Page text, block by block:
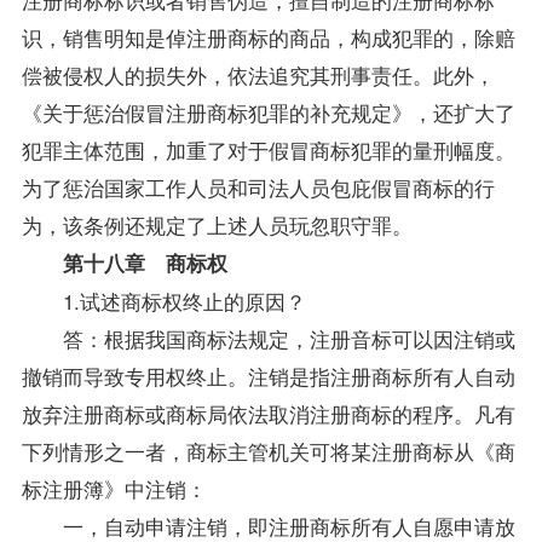
识，销售明知是倬注册商标的商品，构成犯罪的，除赔
偿被侵权人的损失外，依法追究其刑事责任。此外，
《关于惩治假冒注册商标犯罪的补充规定》，还扩大了
犯罪主体范围，加重了对于假冒商标犯罪的量刑幅度。
为了惩治国家工作人员和司法人员包庇假冒商标的行
为，该条例还规定了上述人员玩忽职守罪。
第十八章 商标权
1.试述商标权终止的原因？
答：根据我国商标法规定，注册音标可以因注销或
撤销而导致专用权终止。注销是指注册商标所有人自动
放弃注册商标或商标局依法取消注册商标的程序。凡有
下列情形之一者，商标主管机关可将某注册商标从《商
标注册簿》中注销：
一，自动申请注销，即注册商标所有人自愿申请放